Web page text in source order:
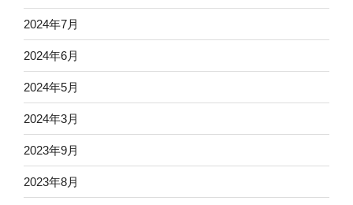
2024年7月
2024年6月
2024年5月
2024年3月
2023年9月
2023年8月